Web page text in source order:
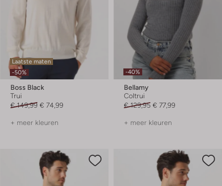
Laatste maten
-50%
Boss Black
Trui
€ 149,99 € 74,99
+ meer kleuren
-40%
Bellamy
Coltrui
€ 129,95 € 77,99
+ meer kleuren